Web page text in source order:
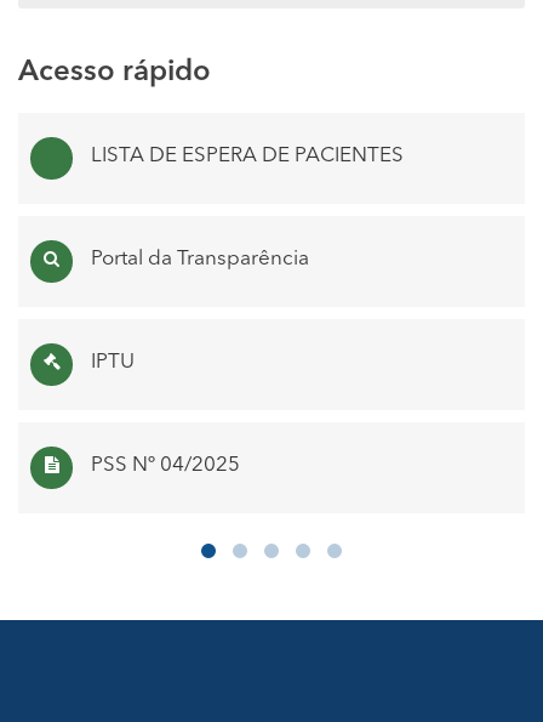
Acesso rápido
LISTA DE ESPERA DE PACIENTES
Portal da Transparência
IPTU
PSS Nº 04/2025